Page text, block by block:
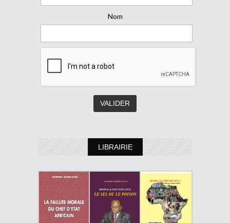
Nom
LIBRAIRIE